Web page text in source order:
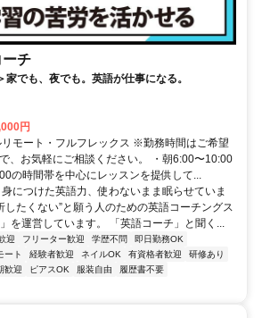
チ
家でも、夜でも。英語が仕事になる。
円
モート・フルフレックス ※勤務時間はご希望
、お気軽にご相談ください。 ・朝6:00〜10:00
の時間帯を中心にレッスンを提供して...
につけた英語力、使わないまま眠らせていま
したくない”と願う人のための英語コーチングス
を運営しています。 「英語コーチ」と聞く...
迎 フリーター歓迎 学歴不問
即日勤務OK
ート 経験者歓迎 ネイルOK 有資格者歓迎
研修あり
歓迎 ピアスOK 服装自由
履歴書不要